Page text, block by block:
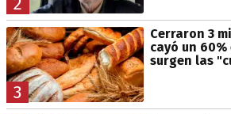
3
Cerraron 3
cayó un 60%
surgen las